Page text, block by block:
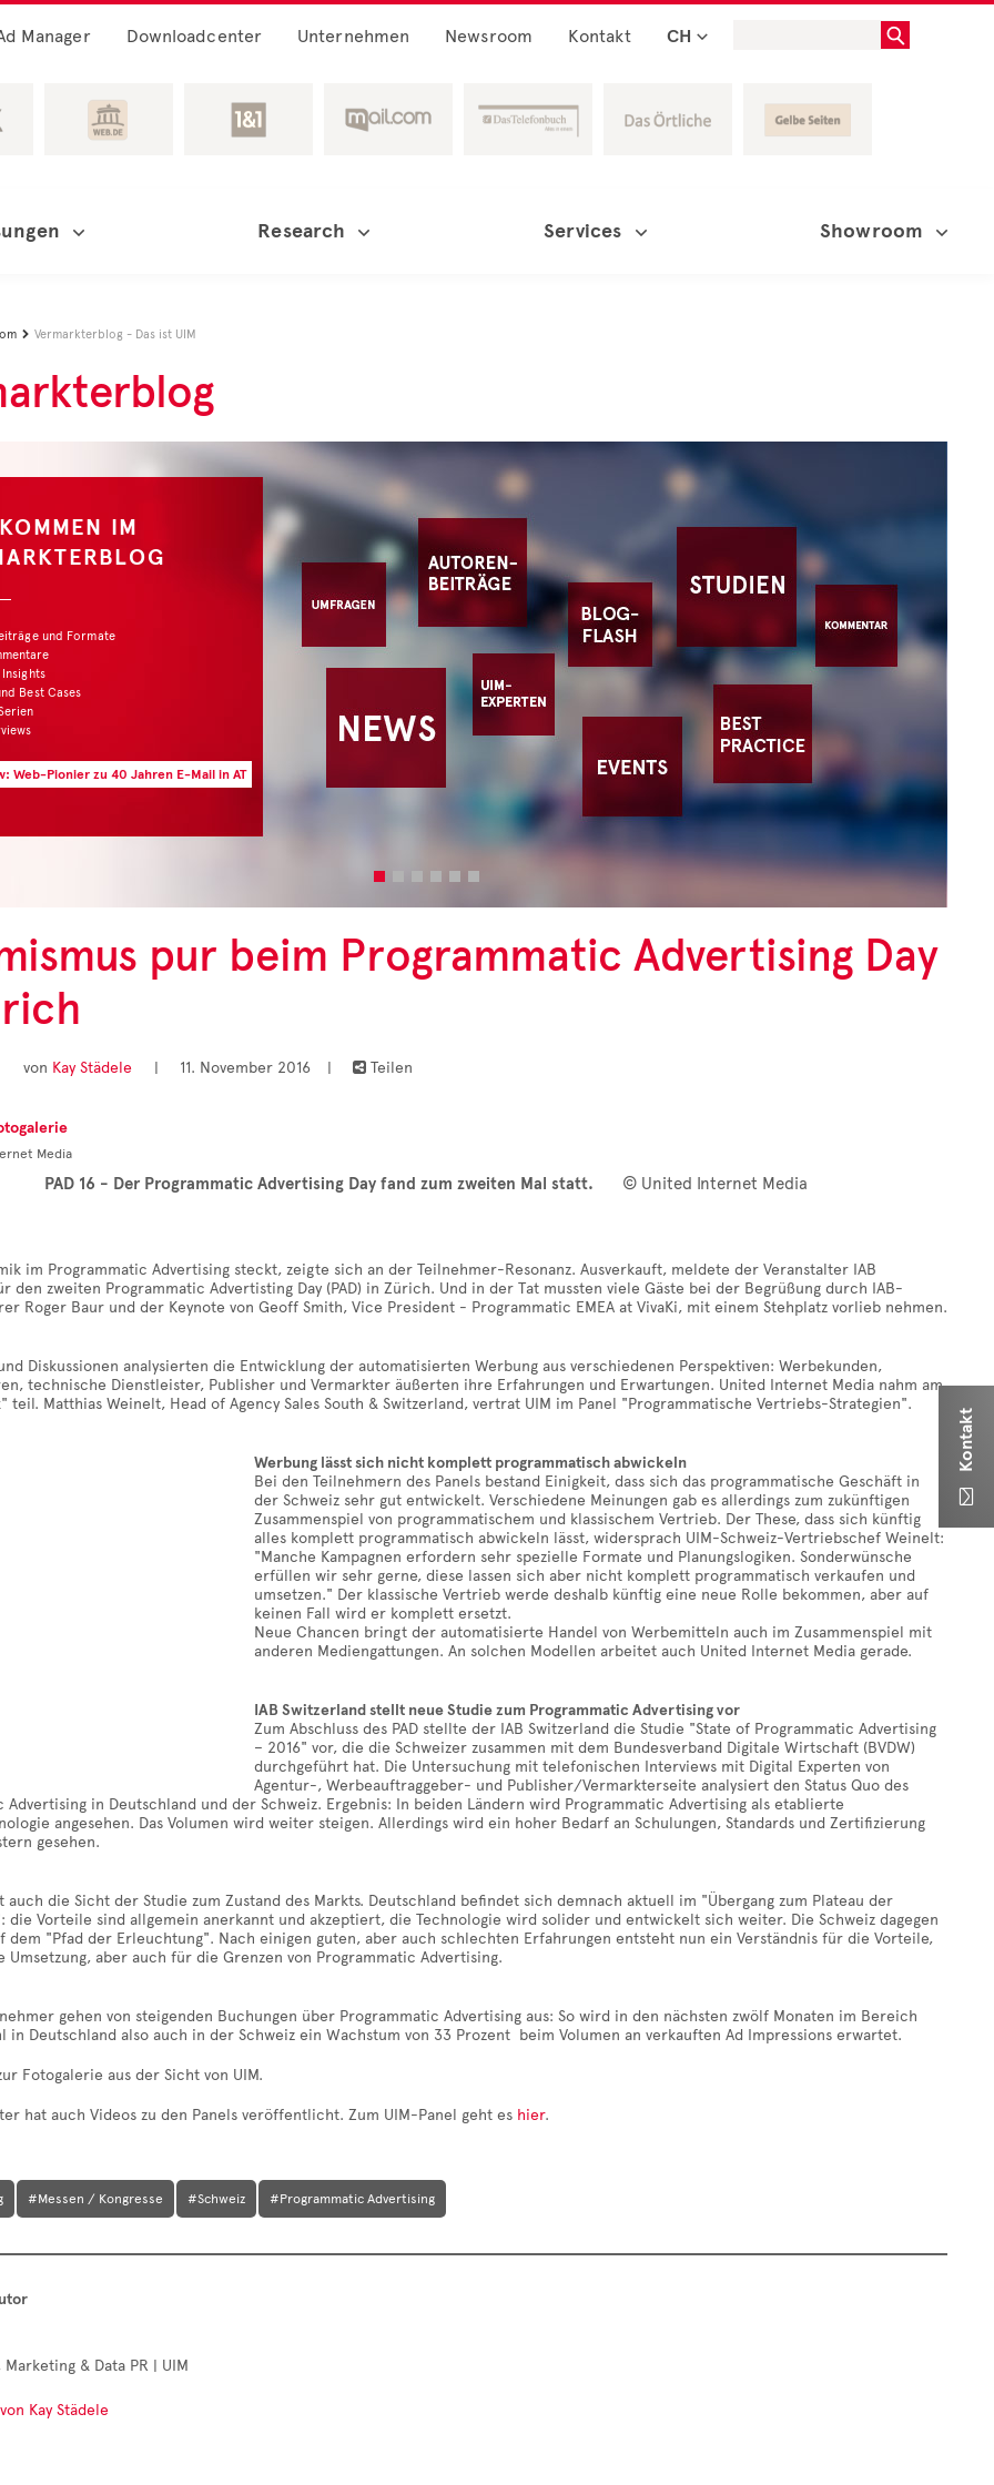
Manager Downloadcenter Unternehmen Newsroom Kontakt CH
Research Services Showroom
 Vermarkterblog - Das ist UIM
ZAHL DES MONATS
Unter der Rubrik
"Zahl des Monats" stellen
wir interessante Studien
und deren Ergebnisse vor.
Zur aktuellen Zahl des Monats
pur beim Programmatic Advertising Day
von Kay Städele | 11. November 2016 |  Teilen
PAD 16 - Der Programmatic Advertising Day fand zum zweiten Mal statt. © United Internet Media
im Programmatic Advertising steckt, zeigte sich an der Teilnehmer-Resonanz. Ausverkauft, meldete der Veranstalter IAB
den zweiten Programmatic Advertisting Day (PAD) in Zürich. Und in der Tat mussten viele Gäste bei der Begrüßung durch IAB-
Roger Baur und der Keynote von Geoff Smith, Vice President - Programmatic EMEA at VivaKi, mit einem Stehplatz vorlieb nehmen.
Diskussionen analysierten die Entwicklung der automatisierten Werbung aus verschiedenen Perspektiven: Werbekunden,
technische Dienstleister, Publisher und Vermarkter äußerten ihre Erfahrungen und Erwartungen. United Internet Media nahm am
teil. Matthias Weinelt, Head of Agency Sales South & Switzerland, vertrat UIM im Panel "Programmatische Vertriebs-Strategien".
Werbung lässt sich nicht komplett programmatisch abwickeln
Bei den Teilnehmern des Panels bestand Einigkeit, dass sich das programmatische Geschäft in
der Schweiz sehr gut entwickelt. Verschiedene Meinungen gab es allerdings zum zukünftigen
Zusammenspiel von programmatischem und klassischem Vertrieb. Der These, dass sich künftig
alles komplett programmatisch abwickeln lässt, widersprach UIM-Schweiz-Vertriebschef Weinelt:
"Manche Kampagnen erfordern sehr spezielle Formate und Planungslogiken. Sonderwünsche
erfüllen wir sehr gerne, diese lassen sich aber nicht komplett programmatisch verkaufen und
umsetzen." Der klassische Vertrieb werde deshalb künftig eine neue Rolle bekommen, aber auf
keinen Fall wird er komplett ersetzt.
Neue Chancen bringt der automatisierte Handel von Werbemitteln auch im Zusammenspiel mit
anderen Mediengattungen. An solchen Modellen arbeitet auch United Internet Media gerade.
IAB Switzerland stellt neue Studie zum Programmatic Advertising vor
Zum Abschluss des PAD stellte der IAB Switzerland die Studie "State of Programmatic Advertising
– 2016" vor, die die Schweizer zusammen mit dem Bundesverband Digitale Wirtschaft (BVDW)
durchgeführt hat. Die Untersuchung mit telefonischen Interviews mit Digital Experten von
Agentur-, Werbeauftraggeber- und Publisher/Vermarkterseite analysiert den Status Quo des
Advertising in Deutschland und der Schweiz. Ergebnis: In beiden Ländern wird Programmatic Advertising als etablierte
angesehen. Das Volumen wird weiter steigen. Allerdings wird ein hoher Bedarf an Schulungen, Standards und Zertifizierung
gesehen.
auch die Sicht der Studie zum Zustand des Markts. Deutschland befindet sich demnach aktuell im "Übergang zum Plateau der
die Vorteile sind allgemein anerkannt und akzeptiert, die Technologie wird solider und entwickelt sich weiter. Die Schweiz dagegen
dem "Pfad der Erleuchtung". Nach einigen guten, aber auch schlechten Erfahrungen entsteht nun ein Verständnis für die Vorteile,
Umsetzung, aber auch für die Grenzen von Programmatic Advertising.
gehen von steigenden Buchungen über Programmatic Advertising aus: So wird in den nächsten zwölf Monaten im Bereich
in Deutschland also auch in der Schweiz ein Wachstum von 33 Prozent beim Volumen an verkauften Ad Impressions erwartet.
Fotogalerie aus der Sicht von UIM.
hat auch Videos zu den Panels veröffentlicht. Zum UIM-Panel geht es hier.
#Messen / Kongresse #Schweiz #Programmatic Advertising
& Data PR | UIM
Kay Städele

Kontakt